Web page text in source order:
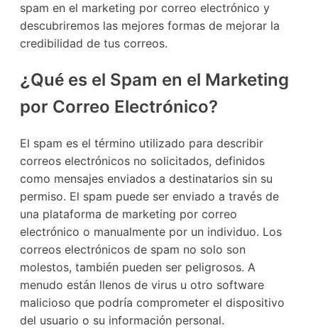
spam en el marketing por correo electrónico y
descubriremos las mejores formas de mejorar la
credibilidad de tus correos.
¿Qué es el Spam en el Marketing
por Correo Electrónico?
El spam es el término utilizado para describir
correos electrónicos no solicitados, definidos
como mensajes enviados a destinatarios sin su
permiso. El spam puede ser enviado a través de
una plataforma de marketing por correo
electrónico o manualmente por un individuo. Los
correos electrónicos de spam no solo son
molestos, también pueden ser peligrosos. A
menudo están llenos de virus u otro software
malicioso que podría comprometer el dispositivo
del usuario o su información personal.